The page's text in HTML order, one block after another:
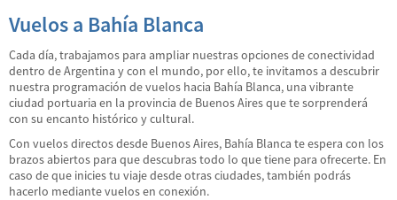
Vuelos a Bahía Blanca
Cada día, trabajamos para ampliar nuestras opciones de conectividad
dentro de Argentina y con el mundo, por ello, te invitamos a descubrir
nuestra programación de vuelos hacia Bahía Blanca, una vibrante
ciudad portuaria en la provincia de Buenos Aires que te sorprenderá
con su encanto histórico y cultural.
Con vuelos directos desde Buenos Aires, Bahía Blanca te espera con los
brazos abiertos para que descubras todo lo que tiene para ofrecerte. En
caso de que inicies tu viaje desde otras ciudades, también podrás
hacerlo mediante vuelos en conexión.